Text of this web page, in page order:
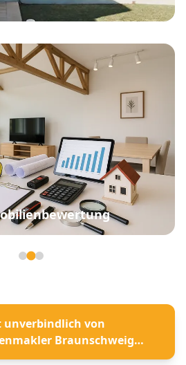
unverbindlich von
Braunschweig
beraten lassen